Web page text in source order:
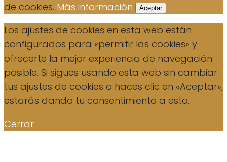
de cookies. Más información Aceptar
Los ajustes de cookies en esta web están
configurados para «permitir las cookies» y
ofrecerte la mejor experiencia de navegación
posible. Si sigues usando esta web sin cambiar
tus ajustes de cookies o haces clic en «Aceptar»,
estarás dando tu consentimiento a esto.
Cerrar